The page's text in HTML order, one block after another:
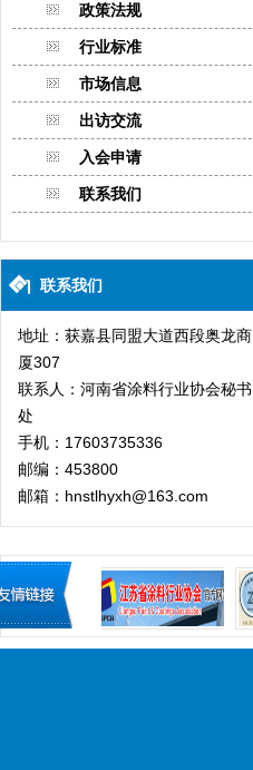
政策法规
行业标准
市场信息
出访交流
入会申请
联系我们
联系我们
地址：获嘉县同盟大道西段奥龙商
厦307
联系人：河南省涂料行业协会秘书
处
手机：17603735336
邮编：453800
邮箱：hnstlhyxh@163.com